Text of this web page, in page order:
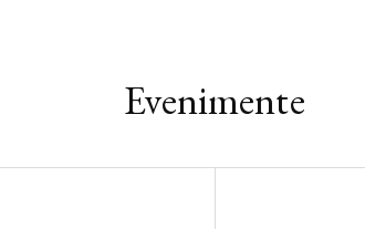
Evenimente